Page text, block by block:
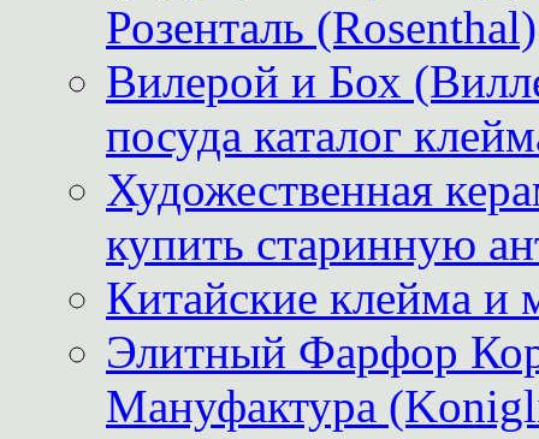
Розенталь (Rosenthal)
Вилерой и Бох
посуда каталог
Художественная
купить старинную
Китайские клейма и
Элитный Фарфор
Мануфактура